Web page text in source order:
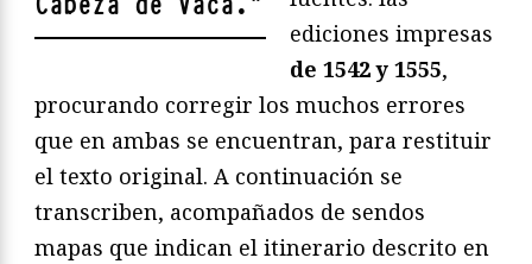
ediciones impresas
de 1542 y 1555,
procurando corregir los muchos errores
que en ambas se encuentran, para restituir
el texto original. A continuación se
transcriben, acompañados de sendos
mapas que indican el itinerario descrito en